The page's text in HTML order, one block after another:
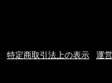
特定商取引法上の表示 運